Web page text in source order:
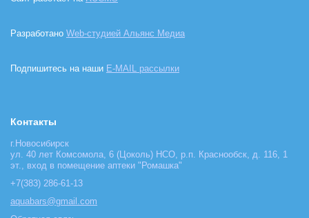
Разработано Web-студией Альянс Медиа
Подпишитесь на наши E-MAIL рассылки
Контакты
г.Новосибирск
ул. 40 лет Комсомола, 6 (Цоколь) НСО, р.п. Краснообск, д. 116, 1
эт., вход в помещение аптеки "Ромашка"
+7(383) 286-61-13
aquabars@gmail.com